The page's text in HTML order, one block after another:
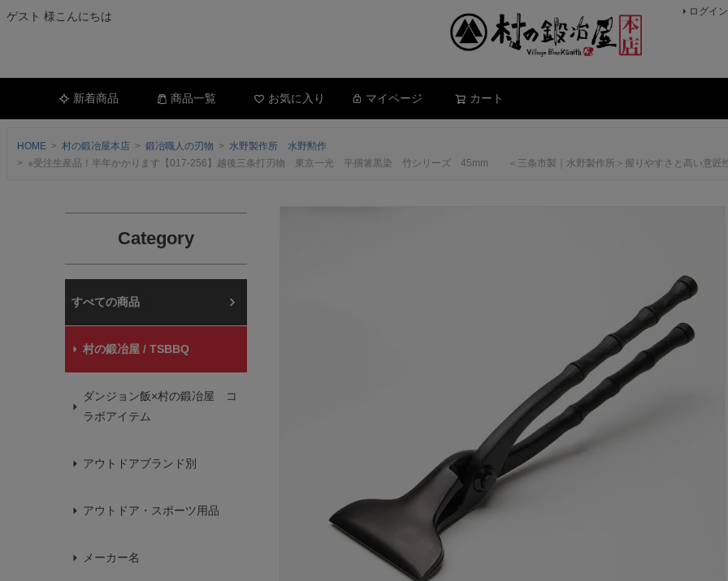
ゲスト 様こんにちは ログイン
新着商品 商品一覧 お気に入り マイページ カート
HOME 村の鍛冶屋本店 鍛冶職人の刃物
水野製作所 水野勲作
※受注生産品！半年かかります【017-256】越後三条打刃物 東京一光 平掴箸黒染 竹シリーズ 45mm ＜三条市製｜水野製作所＞握りやすさと高い意匠性
Category
村の鍛冶屋本店
村の鍛冶屋 / TSBBQ
ダンジョン飯×村の鍛冶屋 コ
ラボアイテム
アウトドアブランド別
アウトドア・スポーツ用品
メーカー名